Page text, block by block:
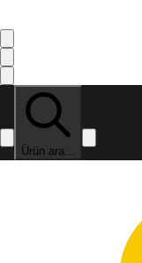
Ürün ara...